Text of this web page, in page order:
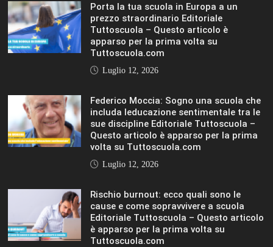
Porta la tua scuola in Europa a un
prezzo straordinario Editoriale
Tuttoscuola – Questo articolo è
apparso per la prima volta su
Tuttoscuola.com
Luglio 12, 2026
Federico Moccia: Sogno una scuola che
includa leducazione sentimentale tra le
sue discipline Editoriale Tuttoscuola –
Questo articolo è apparso per la prima
volta su Tuttoscuola.com
Luglio 12, 2026
Rischio burnout: ecco quali sono le
cause e come sopravvivere a scuola
Editoriale Tuttoscuola – Questo articolo
è apparso per la prima volta su
Tuttoscuola.com